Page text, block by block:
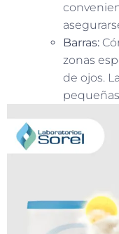
Barras:
zonas
de ojos.